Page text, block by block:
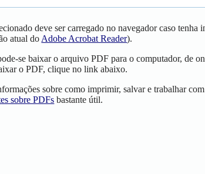
deve ser carregado no navegador caso
atual do Adobe Acrobat Reader).
se baixar o arquivo PDF para o computador, de
o PDF, clique no link abaixo.
sobre como imprimir, salvar e trabalhar
sobre PDFs bastante útil.